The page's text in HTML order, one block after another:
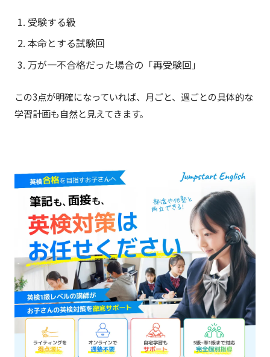
受験する級
本命とする試験回
万が一不合格だった場合の「再受験回」
この3点が明確になっていれば、月ごと、週ごとの具体的な
学習計画も自然と見えてきます。